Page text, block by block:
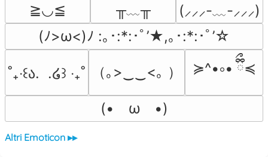
≧◡≦ ╥﹏╥
(⸝⸝⸝-﹏-⸝⸝⸝)
(ﾉ>ω<)ﾉ :｡･:*:･ﾟ’★,｡･:*:･ﾟ’☆
˚₊‧꒰ა.  .໒꒱ ‧₊˚ （｡>‿‿<｡ ） ≽^•༚• ྀིྀ≼
(•　ω　•)
Altri Emoticon ▸▸